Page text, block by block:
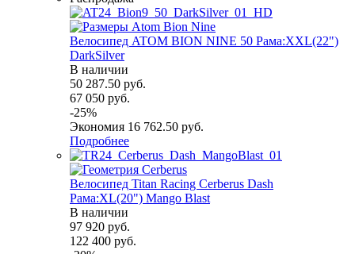
Велосипед ATOM BION NINE 50 Рама:XXL(22")
DarkSilver
В наличии
50 287.50 руб.
67 050 руб.
-25%
Экономия 16 762.50 руб.
Подробнее
Велосипед Titan Racing Cerberus Dash
Рама:XL(20") Mango Blast
В наличии
97 920 руб.
122 400 руб.